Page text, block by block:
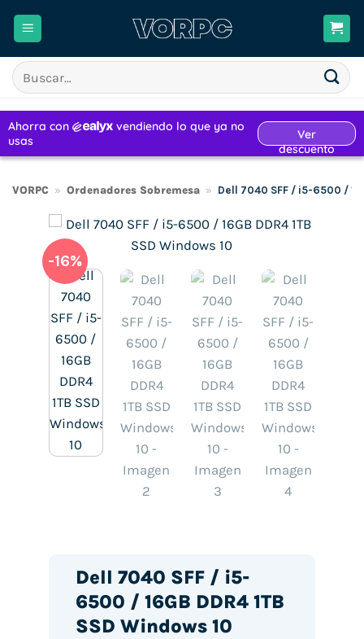
Buscar
por:
VORPC » Ordenadores Sobremesa » Dell 7040 SFF / i5-6500 /
-16%
Dell 7040 SFF / i5-
6500 / 16GB DDR4 1TB
SSD Windows 10